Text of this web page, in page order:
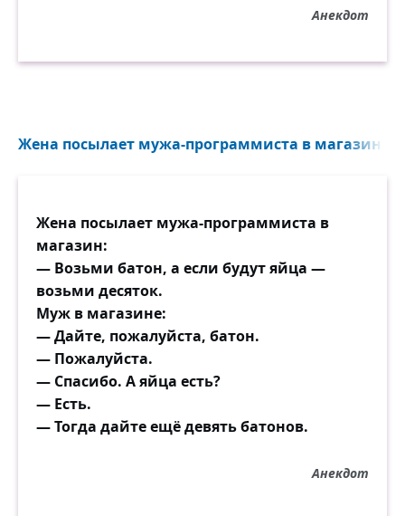
Анекдот
Жена посылает мужа-программиста в магазин: —
Жена посылает мужа-программиста в
магазин:
— Возьми батон, а если будут яйца —
возьми десяток.
Муж в магазине:
— Дайте, пожалуйста, батон.
— Пожалуйста.
— Спасибо. А яйца есть?
— Есть.
— Тогда дайте ещё девять батонов.
Анекдот